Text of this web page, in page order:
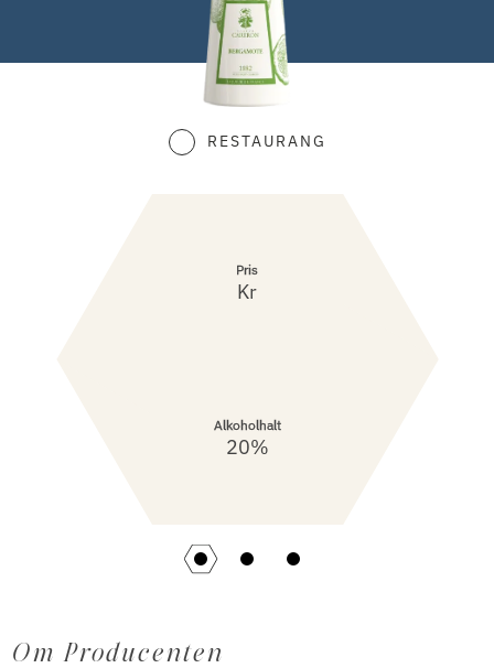
RESTAURANG
Pris
Kr
Alkoholhalt
20%
Om Producenten